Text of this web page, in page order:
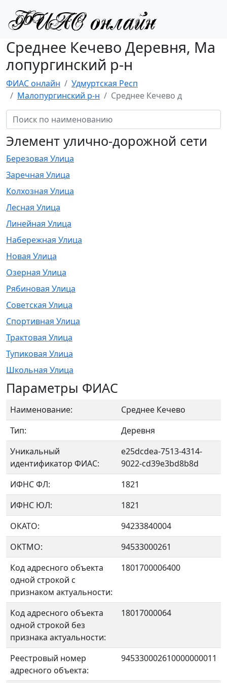
Среднее Кечево Деревня, Ма
лопургинский р-н
ФИАС онлайн
Удмуртская Респ
Малопургинский р-н
Среднее Кечево д
Элемент улично-дорожной сети
Березовая Улица
Заречная Улица
Колхозная Улица
Лесная Улица
Линейная Улица
Набережная Улица
Новая Улица
Озерная Улица
Рябиновая Улица
Советская Улица
Спортивная Улица
Трактовая Улица
Тупиковая Улица
Школьная Улица
Параметры ФИАС
Наименование:
Среднее Кечево
Тип:
Деревня
Уникальный
идентификатор ФИАС:
e25dcdea-7513-4314-
9022-cd39e3bd8b8d
ИФНС ФЛ:
1821
ИФНС ЮЛ:
1821
ОКАТО:
94233840004
OKTMO:
94533000261
Код адресного объекта
одной строкой с
признаком актуальности:
1801700006400
Код адресного объекта
одной строкой без
признака актуальности:
18017000064
Реестровый номер
адресного объекта:
945330002610000000011